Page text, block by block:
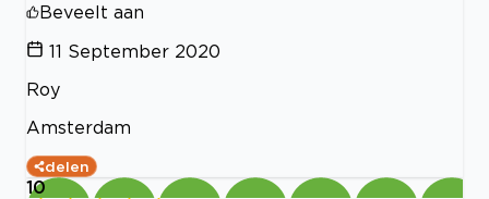
Beveelt aan
11 September 2020
Roy
Amsterdam
delen
10